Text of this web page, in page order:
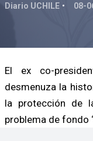
Diario UCHILE 08-
El ex co-
desmenuza la
la protección de
problema de fondo